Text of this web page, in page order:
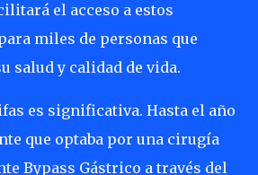
el acceso a estos
miles de personas que
salud y calidad de vida.
es significativa. Hasta el año
que optaba por una cirugía
Bypass Gástrico a través del